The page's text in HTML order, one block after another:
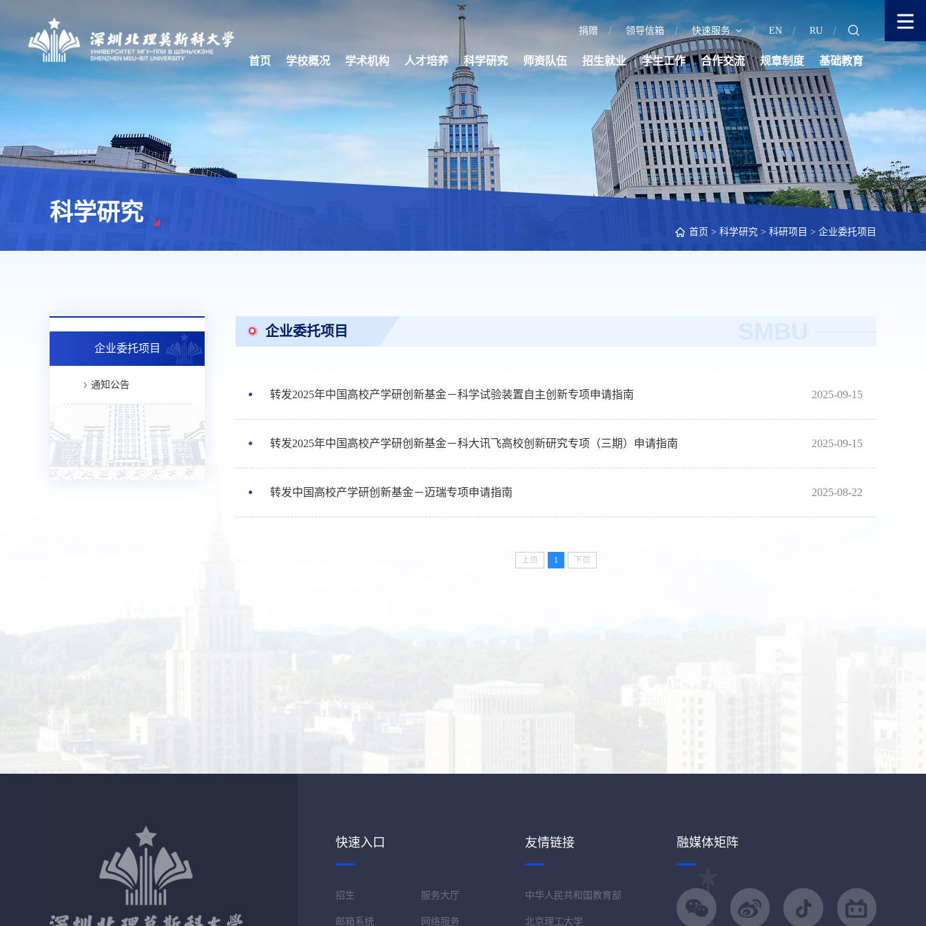
捐赠 领导信箱 快速服务 EN RU
首页 学校概况 学术机构 人才培养 科学研究 师资队伍 招生就业 学生工作 合作交流 规章制度 基础教育
科学研究
首页 > 科学研究 > 科研项目 > 企业委托项目
企业委托项目
通知公告
企业委托项目
转发2025年中国高校产学研创新基金－科学试验装置自主创新专项申请指南 2025-09-15
转发2025年中国高校产学研创新基金－科大讯飞高校创新研究专项（三期）申请指南 2025-09-15
转发中国高校产学研创新基金－迈瑞专项申请指南 2025-08-22
上页 1 下页
快速入口
招生 服务大厅
邮箱系统 网络服务
友情链接
中华人民共和国教育部
北京理工大学
融媒体矩阵